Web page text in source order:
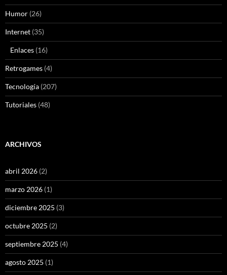
Humor (26)
Internet (35)
Enlaces (16)
Retrogames (4)
Tecnología (207)
Tutoriales (48)
ARCHIVOS
abril 2026 (2)
marzo 2026 (1)
diciembre 2025 (3)
octubre 2025 (2)
septiembre 2025 (4)
agosto 2025 (1)